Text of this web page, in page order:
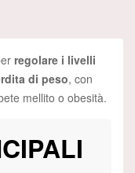
regolare i livelli
di peso, con
mellito o obesità.